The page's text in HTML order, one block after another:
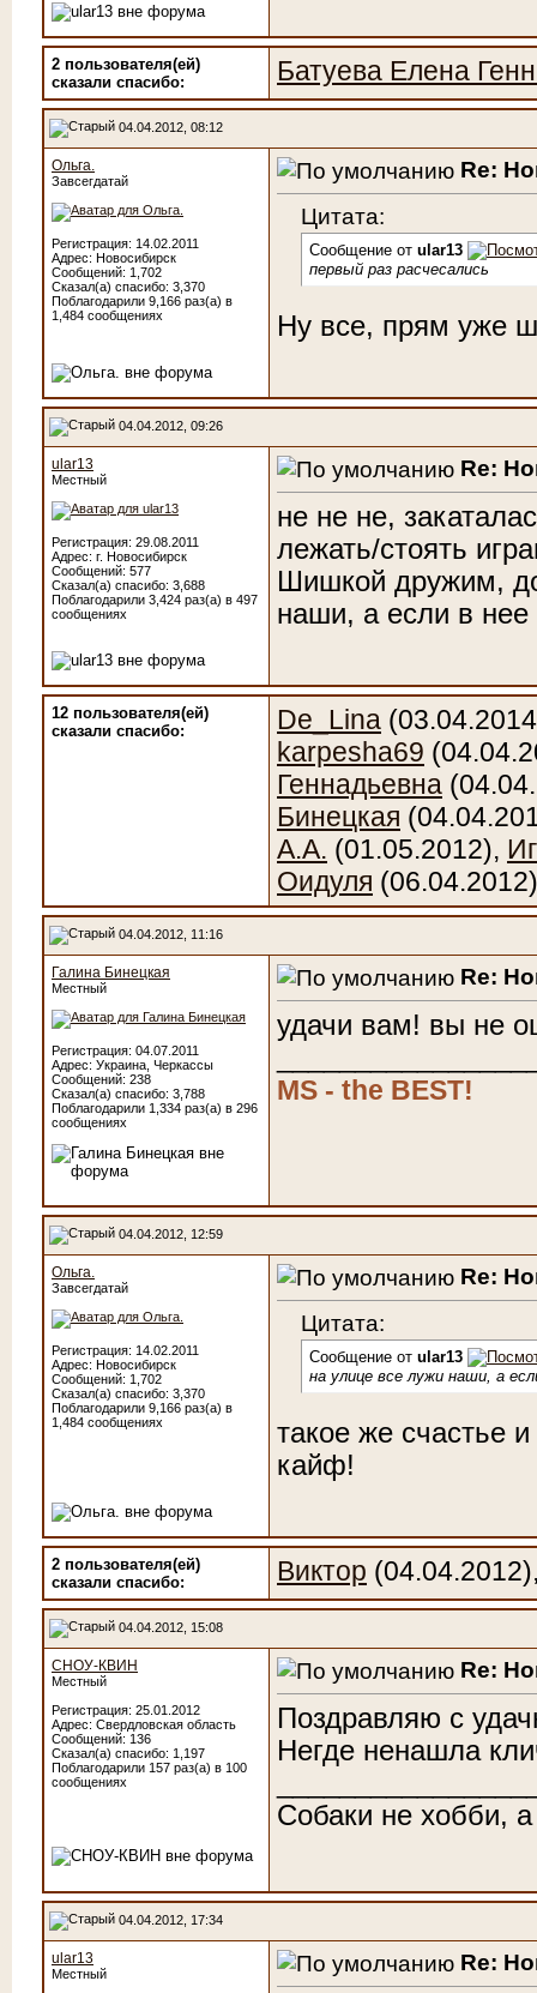
2 пользователя(ей)
сказали cпасибо:
Батуева Елена
04.04.2012, 08:12
Ольга.
Завсегдатай
Регистрация: 14.02.2011
Адрес: Новосибирск
Сообщений: 1,702
Сказал(а) спасибо: 3,370
Поблагодарили 9,166 раз(а) в
1,484 сообщениях
Re:
Цитата:
Сообщение от ular13
первый раз расчесались
Ну все, прям уже
04.04.2012, 09:26
ular13
Местный
Регистрация: 29.08.2011
Адрес: г. Новосибирск
Сообщений: 577
Сказал(а) спасибо: 3,688
Поблагодарили 3,424 раз(а) в 497
сообщениях
Re:
не не не,
лежать/стоять
Шишкой дружим,
наши, а если в
12 пользователя(ей)
сказали cпасибо:
De_Lina
karpesha69
Геннадьевна
Бинецкая
А.А. (01.05.2012),
Оидуля (06.04.2012)
04.04.2012, 11:16
Галина Бинецкая
Местный
Регистрация: 04.07.2011
Адрес: Украина, Черкассы
Сообщений: 238
Сказал(а) спасибо: 3,788
Поблагодарили 1,334 раз(а) в 296
сообщениях
Re:
удачи вам! вы не
MS - the BEST!
04.04.2012, 12:59
Ольга.
Завсегдатай
Регистрация: 14.02.2011
Адрес: Новосибирск
Сообщений: 1,702
Сказал(а) спасибо: 3,370
Поблагодарили 9,166 раз(а) в
1,484 сообщениях
Re:
Цитата:
Сообщение от ular13
на улице все лужи наши, а
такое же счастье
кайф!
2 пользователя(ей)
сказали cпасибо:
Виктор
04.04.2012, 15:08
СНОУ-КВИН
Местный
Регистрация: 25.01.2012
Адрес: Свердловская область
Сообщений: 136
Сказал(а) спасибо: 1,197
Поблагодарили 157 раз(а) в 100
сообщениях
Re:
Поздравляю с
Негде ненашла
Собаки не хобби,
04.04.2012, 17:34
ular13
Местный Re: